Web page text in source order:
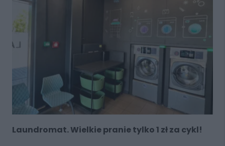
Laundromat. Wielkie pranie tylko 1 zł za cykl!